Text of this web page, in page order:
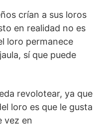
crían a sus loros
en realidad no es
loro permanece
sí que puede
revolotear, ya que
loro es que le gusta
vez en